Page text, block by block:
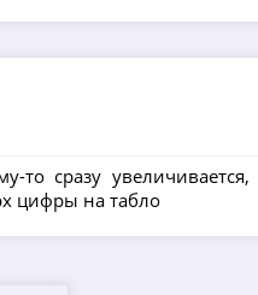
сразу
цифры на табло